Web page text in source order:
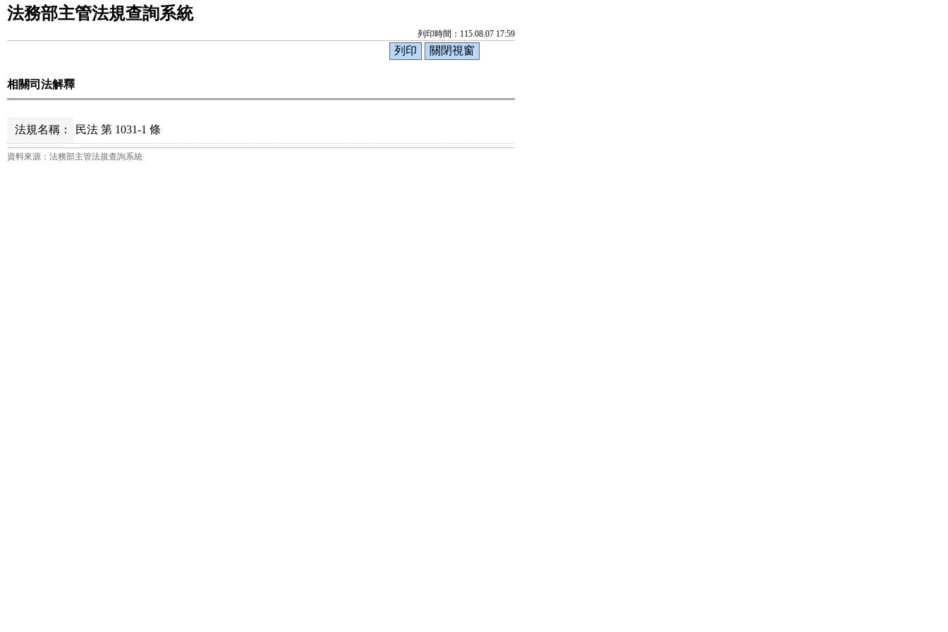
法務部主管法規查詢系統
列印時間：115.08.07 17:59
相關司法解釋
法規名稱： 民法 第 1031-1 條
資料來源：法務部主管法規查詢系統